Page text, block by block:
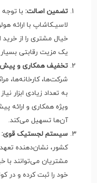
تضمین اصالت: با توجه
لاسیـکاشاپ با ارائه
یک مزیت رقابتی
تخفیف همکاری و
شرکت‌ها، کارخانه‌ها،
به تعداد زیادی ابزار
ویژه همکاری و ارائه
آن‌ها تسهیل می‌کند.
سیستم لجستیک قوی:
کشور، نشان‌دهنده
مشتریان می‌توانند با
خود را ثبت کرده و در